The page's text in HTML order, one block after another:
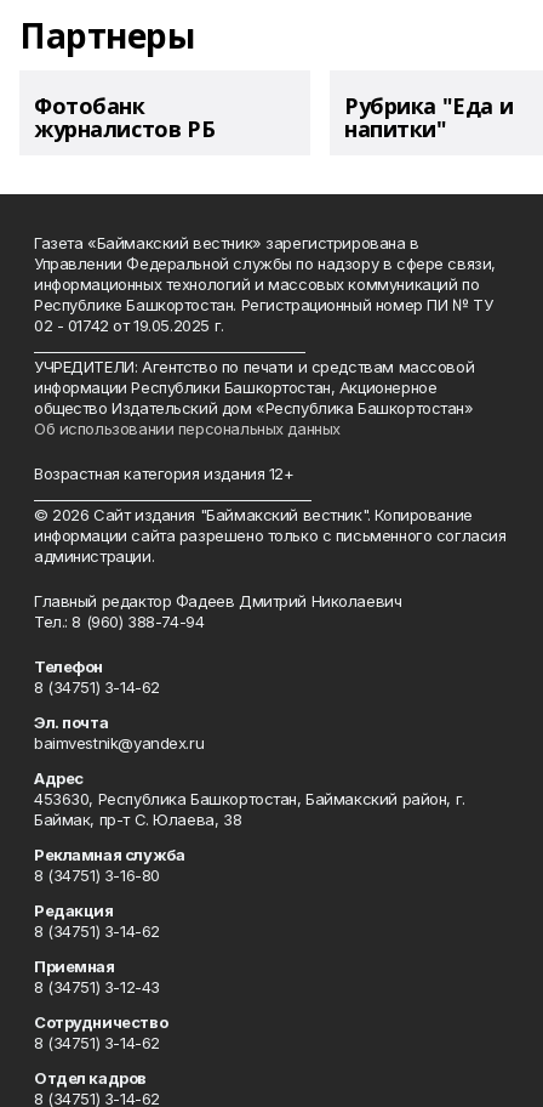
Партнеры
Фотобанк
журналистов РБ
Рубрика "Еда и
напитки"
Газета «Баймакский вестник» зарегистрирована в
Управлении Федеральной службы по надзору в сфере связи,
информационных технологий и массовых коммуникаций по
Республике Башкортостан. Регистрационный номер ПИ № ТУ
02 - 01742 от 19.05.2025 г.
УЧРЕДИТЕЛИ: Агентство по печати и средствам массовой
информации Республики Башкортостан, Акционерное
общество Издательский дом «Республика Башкортостан»
Об использовании персональных данных
Возрастная категория издания 12+
© 2026 Сайт издания "Баймакский вестник". Копирование
информации сайта разрешено только с письменного согласия
администрации.
Главный редактор Фадеев Дмитрий Николаевич
Тел.: 8 (960) 388-74-94
Телефон
8 (34751) 3-14-62
Эл. почта
baimvestnik@yandex.ru
Адрес
453630, Республика Башкортостан, Баймакский район, г.
Баймак, пр-т С. Юлаева, 38
Рекламная служба
8 (34751) 3-16-80
Редакция
8 (34751) 3-14-62
Приемная
8 (34751) 3-12-43
Сотрудничество
8 (34751) 3-14-62
Отдел кадров
8 (34751) 3-14-62